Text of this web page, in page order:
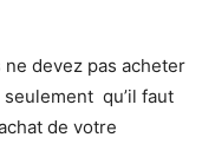
devez pas acheter
qu’il faut
de votre